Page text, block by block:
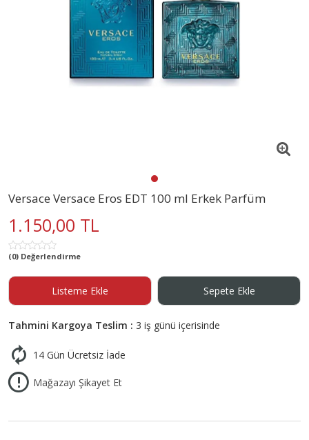
Versace Versace Eros EDT 100 ml Erkek Parfüm
1.150,00 TL
(0) Değerlendirme
Listeme Ekle Sepete Ekle
Tahmini Kargoya Teslim : 3 iş günü içerisinde
14 Gün Ücretsiz İade
Mağazayı Şikayet Et